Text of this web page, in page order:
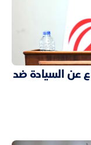
عن السيادة ضد